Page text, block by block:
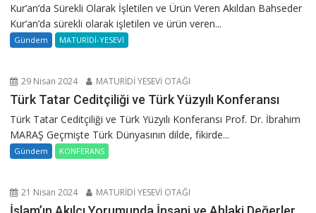
Kur’an’da Sürekli Olarak İşletilen ve Ürün Veren Akıldan Bahseder
Kur’an’da sürekli olarak işletilen ve ürün veren...
Gündem MATURİDİ-YESEVİ
29 Nisan 2024 MATURİDİ YESEVİ OTAĞI
Türk Tatar Ceditçiliği ve Türk Yüzyılı Konferansı
Türk Tatar Ceditçiliği ve Türk Yüzyılı Konferansı Prof. Dr. İbrahim
MARAŞ Geçmişte Türk Dünyasının dilde, fikirde...
Gündem KONFERANS
21 Nisan 2024 MATURİDİ YESEVİ OTAĞI